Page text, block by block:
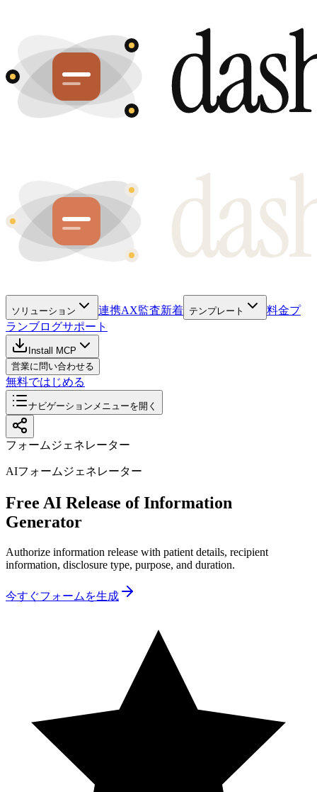
ソリューション 連携AX監査新着 テンプレート
料金プ
ランブログサポート
Install MCP
営業に問い合わせる
無料ではじめる
ナビゲーションメニューを開く
フォームジェネレーター
AIフォームジェネレーター
Free AI Release of Information
Generator
Authorize information release with patient details, recipient
information, disclosure type, purpose, and duration.
今すぐフォームを生成